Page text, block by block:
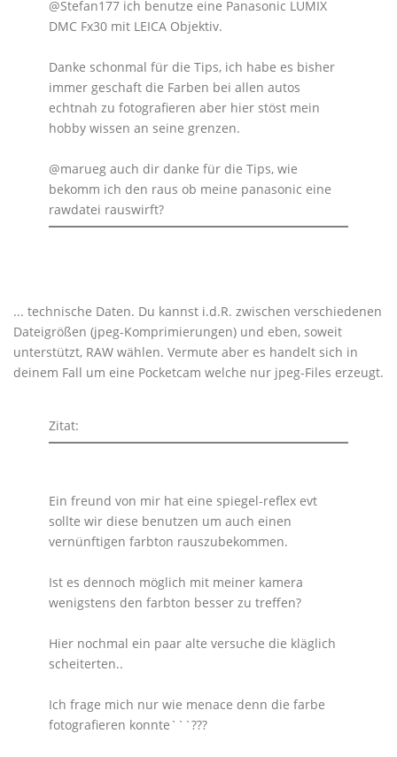
@Stefan177 ich benutze eine Panasonic LUMIX
DMC Fx30 mit LEICA Objektiv.
Danke schonmal für die Tips, ich habe es bisher
immer geschaft die Farben bei allen autos
echtnah zu fotografieren aber hier stöst mein
hobby wissen an seine grenzen.
@marueg auch dir danke für die Tips, wie
bekomm ich den raus ob meine panasonic eine
rawdatei rauswirft?
... technische Daten. Du kannst i.d.R. zwischen verschiedenen
Dateigrößen (jpeg-Komprimierungen) und eben, soweit
unterstützt, RAW wählen. Vermute aber es handelt sich in
deinem Fall um eine Pocketcam welche nur jpeg-Files erzeugt.
Zitat:
Ein freund von mir hat eine spiegel-reflex evt
sollte wir diese benutzen um auch einen
vernünftigen farbton rauszubekommen.
Ist es dennoch möglich mit meiner kamera
wenigstens den farbton besser zu treffen?
Hier nochmal ein paar alte versuche die kläglich
scheiterten..
Ich frage mich nur wie menace denn die farbe
fotografieren konnte```???